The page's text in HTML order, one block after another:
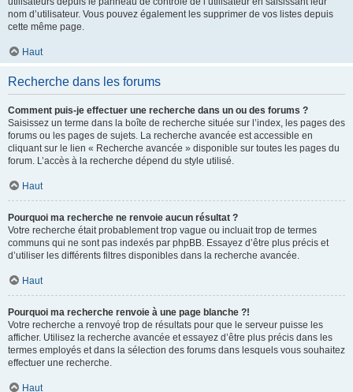
nom d’utilisateur. Vous pouvez également les supprimer de vos listes depuis
cette même page.
Haut
Recherche dans les forums
Comment puis-je effectuer une recherche dans un ou des forums ?
Saisissez un terme dans la boîte de recherche située sur l’index, les pages des
forums ou les pages de sujets. La recherche avancée est accessible en
cliquant sur le lien « Recherche avancée » disponible sur toutes les pages du
forum. L’accès à la recherche dépend du style utilisé.
Haut
Pourquoi ma recherche ne renvoie aucun résultat ?
Votre recherche était probablement trop vague ou incluait trop de termes
communs qui ne sont pas indexés par phpBB. Essayez d’être plus précis et
d’utiliser les différents filtres disponibles dans la recherche avancée.
Haut
Pourquoi ma recherche renvoie à une page blanche ?!
Votre recherche a renvoyé trop de résultats pour que le serveur puisse les
afficher. Utilisez la recherche avancée et essayez d’être plus précis dans les
termes employés et dans la sélection des forums dans lesquels vous souhaitez
effectuer une recherche.
Haut